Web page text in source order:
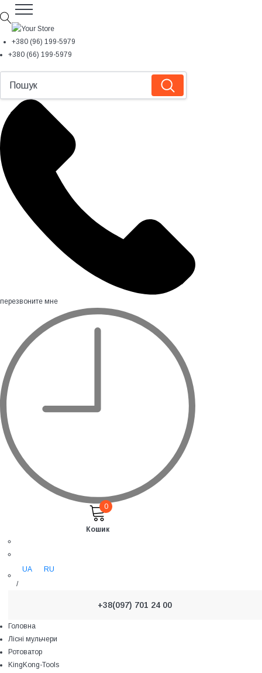
+380 (96) 199-5979
+380 (66) 199-5979
перезвоните мне
0
Кошик
UA
/
RU
+38(097) 701 24 00
Головна
Лісні мульчери
Ротоватор
KingKong-Tools